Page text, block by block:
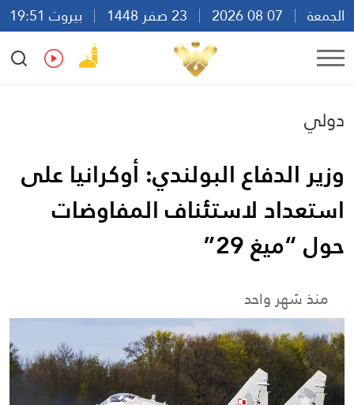
الجمعة
بيروت 19:51
Ar
En Fr Es
دولي
وزير الدفاع البولندي: أوكرانيا على
استعداد لاستئناف المفاوضات
حول “ميغ 29”
منذ شهر واحد